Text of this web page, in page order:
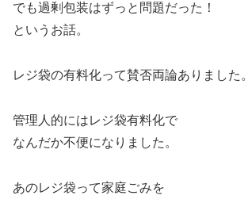
でも過剰包装はずっと問題だった！
というお話。
レジ袋の有料化って賛否両論ありました。
管理人的にはレジ袋有料化で
なんだか不便になりました。
あのレジ袋って家庭ごみを